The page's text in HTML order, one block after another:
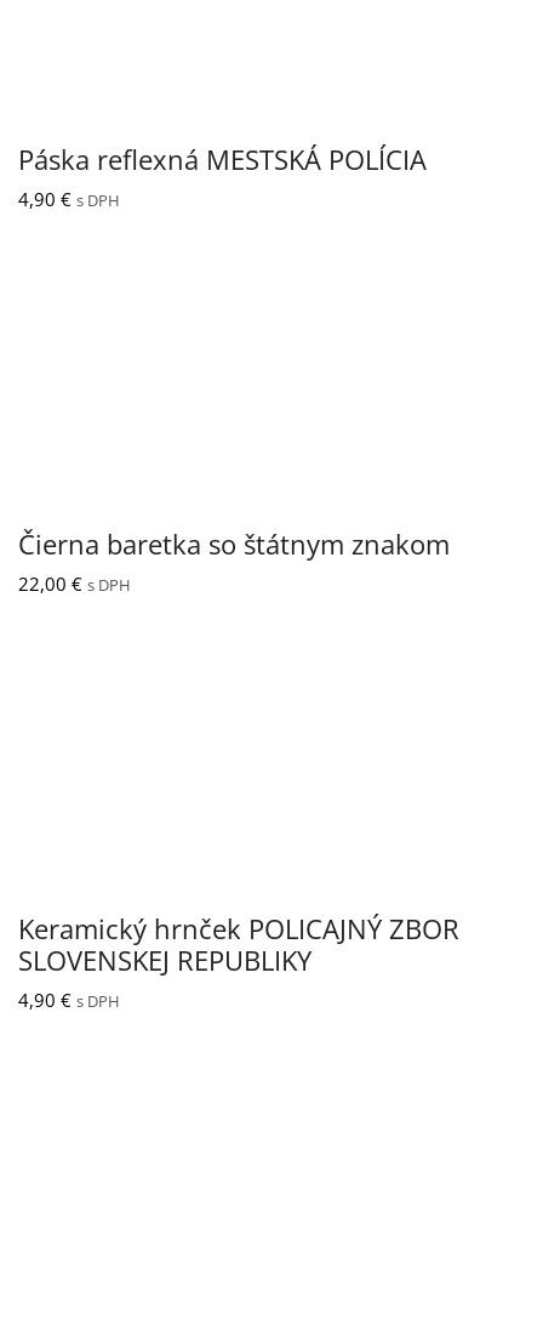
Páska reflexná MESTSKÁ POLÍCIA
4,90 € s DPH
Čierna baretka so štátnym znakom
22,00 € s DPH
Keramický hrnček POLICAJNÝ ZBOR
SLOVENSKEJ REPUBLIKY
4,90 € s DPH